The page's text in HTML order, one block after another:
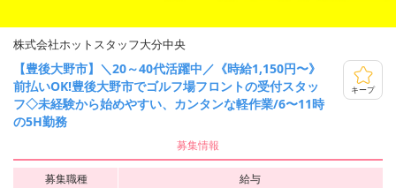
株式会社ホットスタッフ大分中央
【豊後大野市】＼20～40代活躍中／《時給1,150円〜》
前払いOK!豊後大野市でゴルフ場フロントの受付スタッ
フ◇未経験から始めやすい、カンタンな軽作業/6〜11時
の5H勤務
キープ
募集情報
募集職種
給与